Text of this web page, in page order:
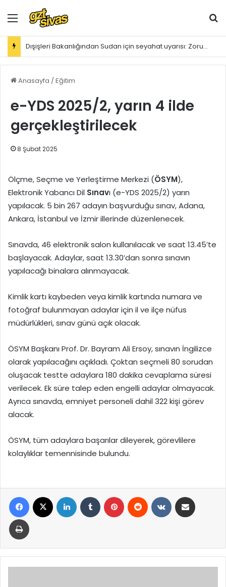
Menü
Dışişleri Bakanlığından Sudan için seyahat uyarısı: Zorunlu değilse gitmeyin
Anasayfa / Eğitim
e-YDS 2025/2, yarın 4 ilde
gerçekleştirilecek
8 Şubat 2025
Ölçme, Seçme ve Yerleştirme Merkezi (ÖSYM),
Elektronik Yabancı Dil Sınavı (e-YDS 2025/2) yarın
yapılacak. 5 bin 267 adayın başvurduğu sınav, Adana,
Ankara, İstanbul ve İzmir illerinde düzenlenecek.
Sınavda, 46 elektronik salon kullanılacak ve saat 13.45’te
başlayacak. Adaylar, saat 13.30’dan sonra sınavın
yapılacağı binalara alınmayacak.
Kimlik kartı kaybeden veya kimlik kartında numara ve
fotoğraf bulunmayan adaylar için il ve ilçe nüfus
müdürlükleri, sınav günü açık olacak.
ÖSYM Başkanı Prof. Dr. Bayram Ali Ersoy, sınavın İngilizce
olarak yapılacağını açıkladı. Çoktan seçmeli 80 sorudan
oluşacak testte adaylara 180 dakika cevaplama süresi
verilecek. Ek süre talep eden engelli adaylar olmayacak.
Ayrıca sınavda, emniyet personeli dahil 322 kişi görev
alacak.
ÖSYM, tüm adaylara başarılar dileyerek, görevlilere
kolaylıklar temennisinde bulundu.
Facebook LinkedIn Tumblr Pinterest Reddit VKontakte
Yazdır